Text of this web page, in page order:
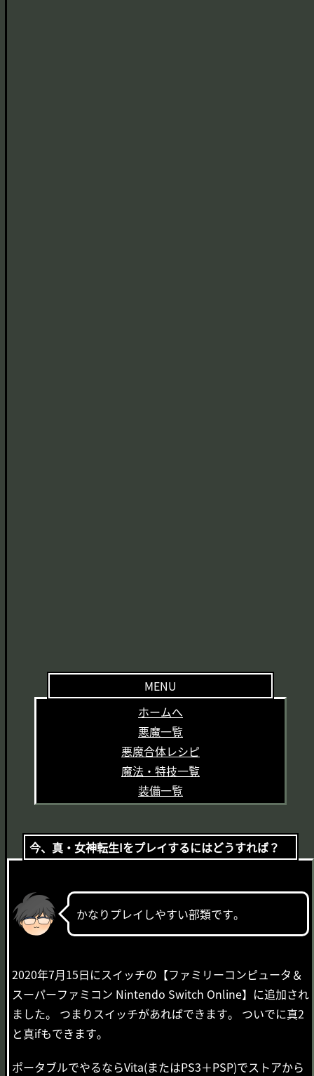
MENU
ホームへ
悪魔一覧
悪魔合体レシピ
魔法・特技一覧
装備一覧
今、真・女神転生Iをプレイするにはどうすれば？
かなりプレイしやすい部類です。
2020年7月15日にスイッチの【ファミリーコンピュータ＆
スーパーファミコン Nintendo Switch Online】に追加され
ました。 つまりスイッチがあればできます。 ついでに真2
と真ifもできます。
ポータブルでやるならVita(またはPS3＋PSP)でストアから